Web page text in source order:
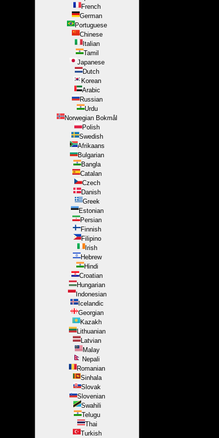
French
German
Portuguese
Chinese
Italian
Tamil
Japanese
Dutch
Korean
Arabic
Russian
Urdu
Norwegian Bokmål
Polish
Swedish
Afrikaans
Bulgarian
Bangla
Catalan
Czech
Danish
Greek
Estonian
Persian
Finnish
Filipino
Irish
Hebrew
Hindi
Croatian
Hungarian
Indonesian
Icelandic
Georgian
Kazakh
Lithuanian
Latvian
Malay
Nepali
Romanian
Sinhala
Slovak
Slovenian
Swahili
Telugu
Thai
Turkish